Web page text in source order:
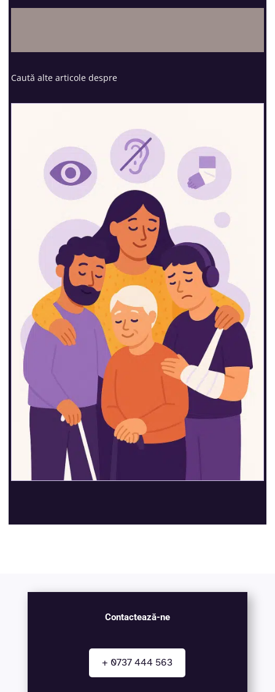
Caută alte articole despre
Contactează-ne
+ 0737 444 563